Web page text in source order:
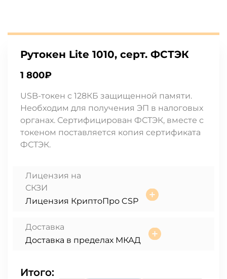
Рутокен Lite 1010, серт. ФСТЭК
1 800₽
USB-токен с 128КБ защищенной памяти.
Необходим для получения ЭП в налоговых
органах. Сертифицирован ФСТЭК, вместе с
токеном поставляется копия сертификата
ФСТЭК.
Лицензия на
СКЗИ
Лицензия КриптоПро CSP
Доставка
Доставка в пределах МКАД
Итого: